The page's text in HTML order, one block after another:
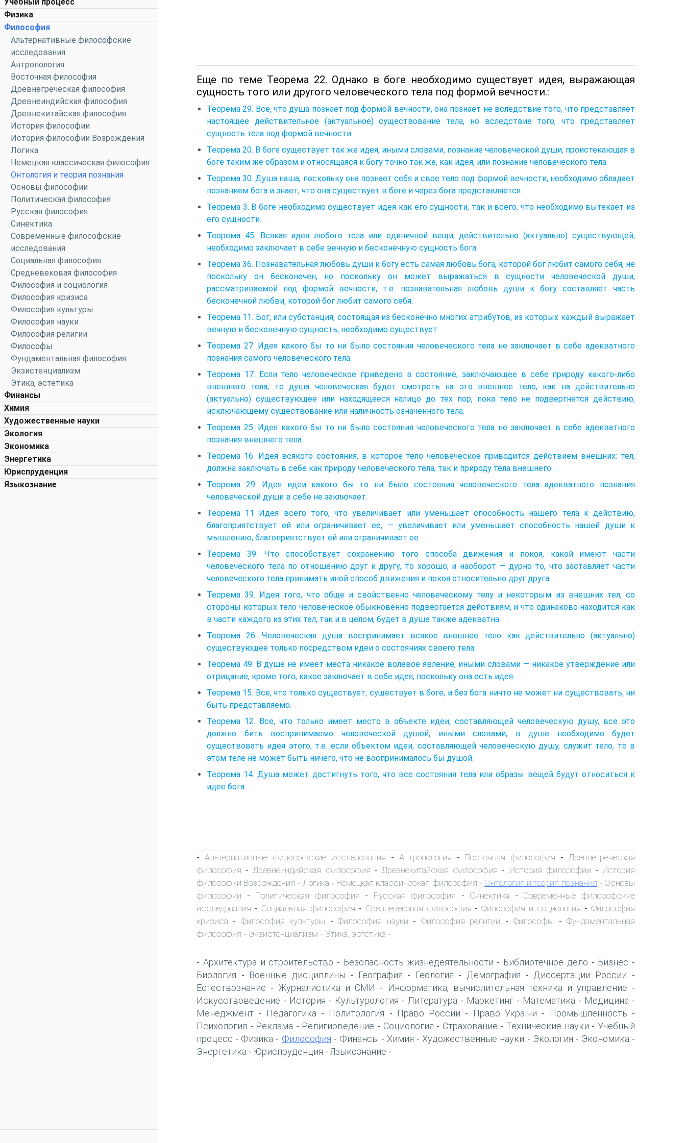
Физика
Философия
Альтернативные философские
исследования
Антропология
Восточная философия
Древнегреческая философия
Древнеиндийская философия
Древнекитайская философия
История философии
История философии Возрождения
Логика
Немецкая классическая философия
Онтология и теория познания
Основы философии
Политическая философия
Русская философия
Синектика
Современные философские
исследования
Социальная философия
Средневековая философия
Философия и социология
Философия кризиса
Философия культуры
Философия науки
Философия религии
Философы
Фундаментальная философия
Экзистенциализм
Этика, эстетика
Финансы
Химия
Художественные науки
Экология
Экономика
Энергетика
Юриспруденция
Языкознание
Еще по теме Теорема 22. Однако в боге необходимо существует идея, выражающая
сущность того или другого человеческого тела под формой вечности.:
Теорема 29. Все, что душа познает под формой вечности, она познает не вследствие того, что представляет
настоящее действительное (актуальное) существование тела, но вследствие того, что представляет
сущность тела под формой вечности.
Теорема 20. В боге существует так же идея, иными словами, познание человеческой души, проистекающая в
боге таким же образом и относящаяся к богу точно так же, как идея, или познание человеческого тела.
Теорема 30. Душа наша, поскольку она познает себя и свое тело под формой вечности, необходимо обладает
познанием бога и знает, что она существует в боге и через бога представляется.
Теорема 3. В боге необходимо существует идея как его сущности, так и всего, что необходимо вытекает из
его сущности.
Теорема 45. Всякая идея любого тела или единичной вещи, действительно (актуально) существующей,
необходимо заключает в себе вечную и бесконечную сущность бога.
Теорема 36. Познавательная любовь души к богу есть самая любовь бога, которой бог любит самого себя, не
поскольку он бесконечен, но поскольку он может выражаться в сущности человеческой души,
рассматриваемой под формой вечности, т.е. познавательная любовь души к богу составляет часть
бесконечной любви, которой бог любит самого себя.
Теорема 11. Бог, или субстанция, состоящая из бесконечно многих атрибутов, из которых каждый выражает
вечную и бесконечную сущность, необходимо существует.
Теорема 27. Идея какого бы то ни было состояния человеческого тела не заключает в себе адекватного
познания самого человеческого тела.
Теорема 17. Если тело человеческое приведено в состояние, заключающее в себе природу какого-либо
внешнего тела, то душа человеческая будет смотреть на это внешнее тело, как на действительно
(актуально) существующее или находящееся налицо до тех пор, пока тело не подвергнется действию,
исключающему существование или наличность означенного тела.
Теорема 25. Идея какого бы то ни было состояния человеческого тела не заключает в себе адекватного
познания внешнего тела.
Теорема 16. Идея всякого состояния, в которое тело человеческое приводится действием внешних: тел,
должна заключать в себе как природу человеческого тела, так и природу тела внешнего.
Теорема 29. Идея идеи какого бы то ни было состояния человеческого тела адекватного познания
человеческой души в себе не заключает.
Теорема 11 Идея всего того, что увеличивает или уменьшает способность нашего тела к действию,
благоприятствует ей или ограничивает ее, — увеличивает или уменьшает способность нашей души к
мышлению, благоприятствует ей или ограничивает ее.
Теорема 39. Что способствует сохранению того способа движения и покоя, какой имеют части
человеческого тела по отношению друг к другу, то хорошо; и наоборот — дурно то, что заставляет части
человеческого тела принимать иной способ движения и покоя относительно друг друга.
Теорема 39. Идея того, что обще и свойственно человеческому телу и некоторым из внешних тел, со
стороны которых тело человеческое обыкновенно подвергается действиям, и что одинаково находится как
в части каждого из этих тел, так и в целом, будет в душе также адекватна.
Теорема 26. Человеческая душа воспринимает всякое внешнее тело как действительно (актуально)
существующее только посредством идеи о состояниях своего тела.
Теорема 49. В душе не имеет места никакое волевое явление, иными словами — никакое утверждение или
отрицание, кроме того, какое заключает в себе идея, поскольку она есть идея.
Теорема 15. Все, что только существует, существует в боге, и без бога ничто не может ни существовать, ни
быть представляемо.
Теорема 12. Все, что только имеет место в объекте идеи, составляющей человеческую душу, все это
должно бить воспринимаемо человеческой душой, иными словами, в душе необходимо будет
существовать идея этого, т.е. если объектом идеи, составляющей человеческую душу, служит тело, то в
этом теле не может быть ничего, что не воспринималось бы душой.
Теорема 14. Душа может достигнуть того, что все состояния тела или образы вещей будут относиться к
идее бога.
- Альтернативные философские исследования - Антропология - Восточная философия - Древнегреческая
философия - Древнеиндийская философия - Древнекитайская философия - История философии - История
философии Возрождения - Логика - Немецкая классическая философия - Онтология и теория познания - Основы
философии - Политическая философия - Русская философия - Синектика - Современные философские
исследования - Социальная философия - Средневековая философия -Философия и социология -Философия
кризиса - Философия культуры -Философия науки - Философия религии -Философы -Фундаментальная
философия - Экзистенциализм - Этика, эстетика -
- Архитектура и строительство - Безопасность жизнедеятельности - Библиотечное дело - Бизнес -
Биология - Военные дисциплины - География - Геология - Демография - Диссертации России -
Естествознание - Журналистика и СМИ - Информатика, вычислительная техника и управление -
Искусствоведение - История - Культурология - Литература - Маркетинг - Математика - Медицина -
Менеджмент - Педагогика - Политология - Право России - Право України - Промышленность -
Психология - Реклама - Религиоведение - Социология - Страхование -Технические науки -Учебный
процесс - Физика - Философия - Финансы - Химия - Художественные науки - Экология - Экономика -
Энергетика - Юриспруденция - Языкознание -